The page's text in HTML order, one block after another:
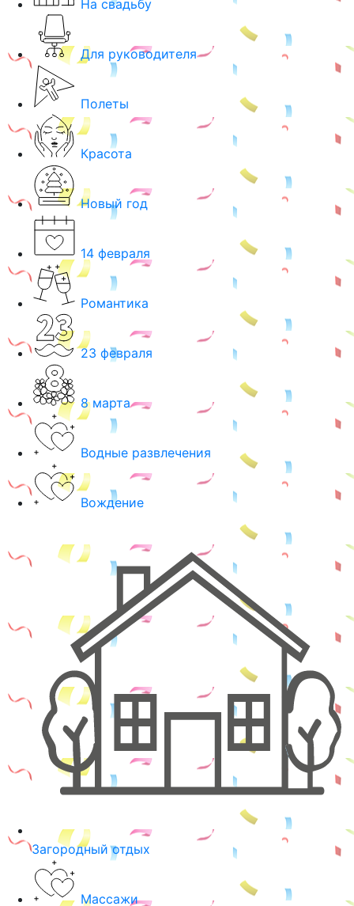
На свадьбу
Для руководителя
Полеты
Красота
Новый год
14 февраля
Романтика
23 февраля
8 марта
Водные развлечения
Вождение
Загородный отдых
Массажи